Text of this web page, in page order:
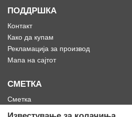
ПОДДРШКА
Контакт
Како да купам
Рекламација за производ
Мапа на сајтот
СМЕТКА
Сметка